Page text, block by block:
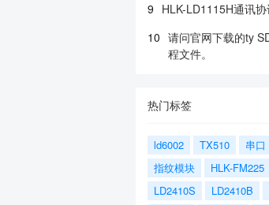
9 HLK-LD1115H通讯
10 请问官网下载的ty
程文件。
热门标签
ld6002 TX510 串口
指纹模块
HLK-FM225
LD2410S
LD2410B